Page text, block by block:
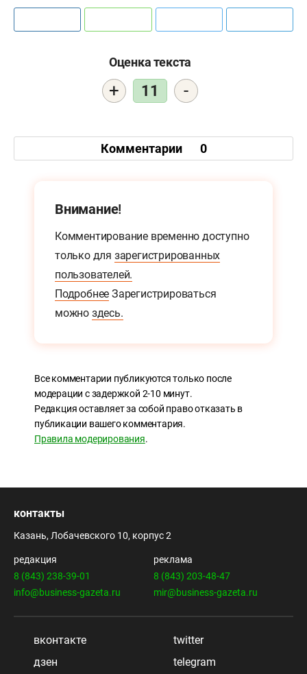
Оценка текста
+ 11 -
Комментарии 0
Внимание!
Комментирование временно доступно
только для зарегистрированных
пользователей.
Подробнее Зарегистрироваться
можно здесь.
Все комментарии публикуются только после
модерации с задержкой 2-10 минут.
Редакция оставляет за собой право отказать в
публикации вашего комментария.
Правила модерирования.
контакты
Казань, Лобачевского 10, корпус 2
редакция
8 (843) 238-39-01
info@business-gazeta.ru
реклама
8 (843) 203-48-47
mir@business-gazeta.ru
вконтакте
twitter
дзен
telegram